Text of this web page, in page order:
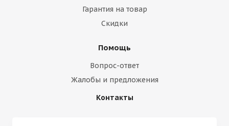
Гарантия на товар
Скидки
Помощь
Вопрос-ответ
Жалобы и предложения
Контакты